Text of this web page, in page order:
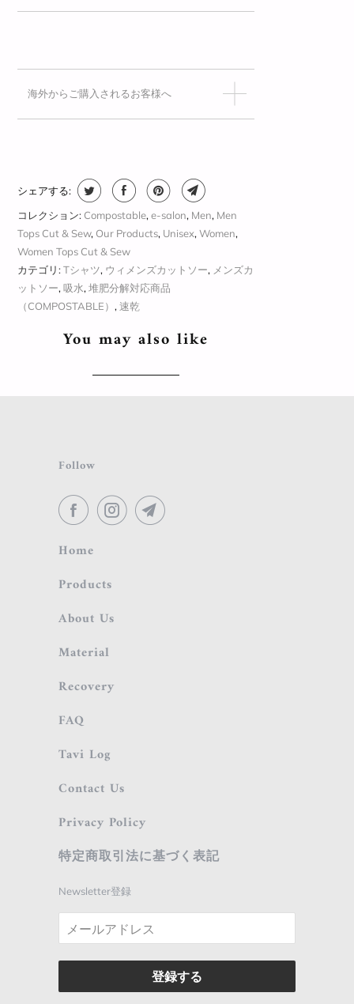
海外からご購入されるお客様へ
シェアする:
コレクション: Compostable,e-salon, Men, Men
Tops Cut & Sew, Our Products, Unisex,Women,
Women Tops Cut & Sew
カテゴリ: Tシャツ, ウィメンズカットソー, メンズカ
ットソー,吸水,堆肥分解対応商品
（COMPOSTABLE） ,速乾
You may also like
Follow
Home
Products
About Us
Material
Recovery
FAQ
Tavi Log
Contact Us
Privacy Policy
特定商取引法に基づく表記
Newsletter登録